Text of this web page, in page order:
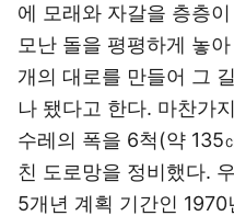
에 모래와 자갈을 층층
모난 돌을 평평하게 놓
개의 대로를 만들어 그
나 됐다고 한다. 마찬가
수레의 폭을 6척(약 135
친 도로망을 정비했다.
5개년 계획 기간인